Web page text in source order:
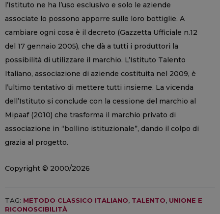
l’Istituto ne ha l’uso esclusivo e solo le aziende
associate lo possono apporre sulle loro bottiglie. A
cambiare ogni cosa è il decreto (Gazzetta Ufficiale n.12
del 17 gennaio 2005), che dà a tutti i produttori la
possibilità di utilizzare il marchio. L’Istituto Talento
Italiano, associazione di aziende costituita nel 2009, è
l’ultimo tentativo di mettere tutti insieme. La vicenda
dell’Istituto si conclude con la cessione del marchio al
Mipaaf (2010) che trasforma il marchio privato di
associazione in “bollino istituzionale”, dando il colpo di
grazia al progetto.
Copyright © 2000/2026
TAG: METODO CLASSICO ITALIANO, TALENTO, UNIONE E
RICONOSCIBILITÀ